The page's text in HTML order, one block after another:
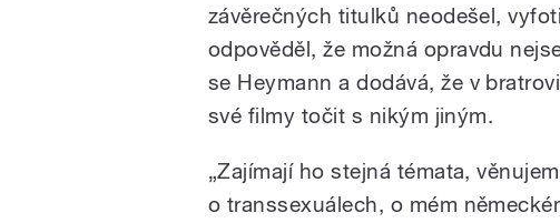
závěrečných titulků neodešel,
odpověděl, že možná opravdu
se Heymann a dodává, že v
své filmy točit s nikým jiným.
„Zajímají ho stejná témata,
o transsexuálech, o mém